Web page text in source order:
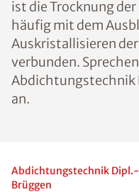
ist die Trocknung
häufig mit dem
Auskristallisieren
verbunden.
Abdichtungstechnik
an.
Abdichtungstechnik
Brüggen